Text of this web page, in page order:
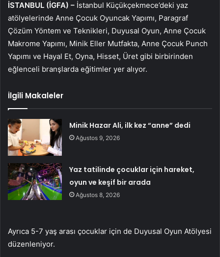
İSTANBUL (İGFA) – İstanbul Küçükçekmece’deki yaz
atölyelerinde Anne Çocuk Oyuncak Yapımı, Paragraf
Çözüm Yöntem ve Teknikleri, Duyusal Oyun, Anne Çocuk
Makrome Yapımı, Minik Eller Mutfakta, Anne Çocuk Punch
Yapımı ve Hayal Et, Oyna, Hisset, Üret gibi birbirinden
eğlenceli branşlarda eğitimler yer alıyor.
İlgili Makaleler
Minik Hazar Ali, ilk kez “anne” dedi
Ağustos 9, 2026
Yaz tatilinde çocuklar için hareket,
oyun ve keşif bir arada
Ağustos 8, 2026
Ayrıca 5-7 yaş arası çocuklar için de Duyusal Oyun Atölyesi
düzenleniyor.